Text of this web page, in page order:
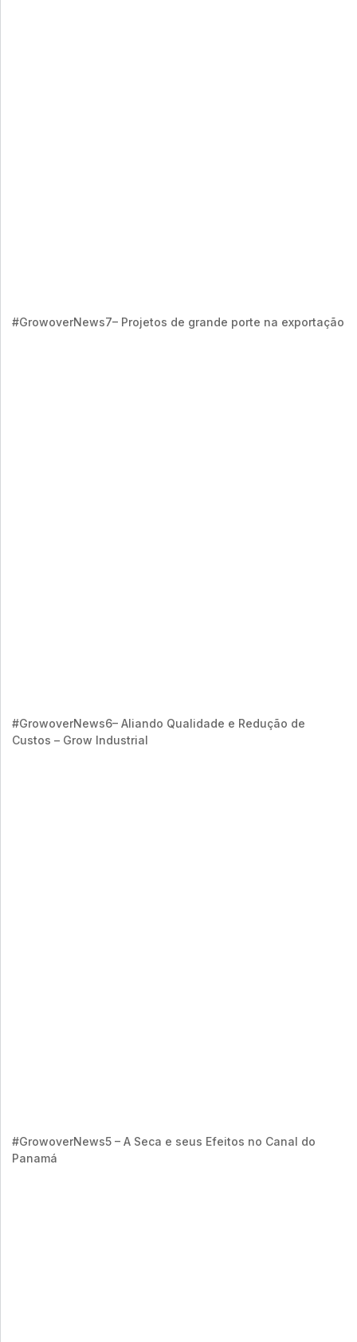
#GrowoverNews7– Projetos de grande porte na exportação
#GrowoverNews6– Aliando Qualidade e Redução de
Custos – Grow Industrial
#GrowoverNews5 – A Seca e seus Efeitos no Canal do
Panamá